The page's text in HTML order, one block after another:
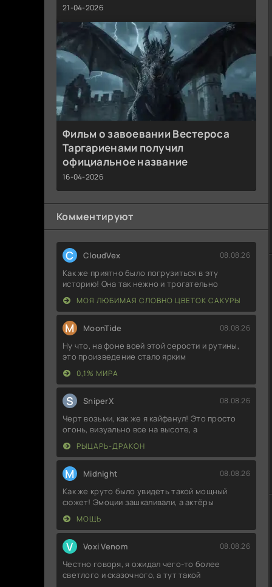
21-04-2026
Фильм о завоевании Вестероса
Таргариенами получил
официальное название
16-04-2026
Комментируют
C CloudVex 08.08.26
Как же приятно было погрузиться в эту
историю! Она так нежно и трогательно
МОЯ ЛЮБИМАЯ СЛОВНО ЦВЕТОК САКУРЫ
M MoonTide 08.08.26
Ну что, на фоне всей этой серости и рутины,
это произведение стало ярким
0,1% МИРА
S SniperX 08.08.26
Черт возьми, как же я кайфанул! Это просто
огонь, визуально все на высоте, а
РЫЦАРЬ-ДРАКОН
M Midnight 08.08.26
Как же круто было увидеть такой мощный
сюжет! Эмоции зашкаливали, а актёры
МОЩЬ
V Voxi Venom 08.08.26
Честно говоря, я ожидал чего-то более
светлого и сказочного, а тут такой